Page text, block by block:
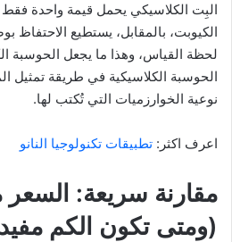
الكيوبت، بالمقابل، يستطيع الاحتفاظ
لحظة القياس، وهذا ما يجعل الحوسبة
الحوسبة الكلاسيكية في طريقة تمثيل
نوعية الخوارزميات التي تُكتب لها.
اعرف اكثر: تطبيقات تكنولوجيا النانو
مقارنة سريعة: السعر
(ومتى تكون الكم